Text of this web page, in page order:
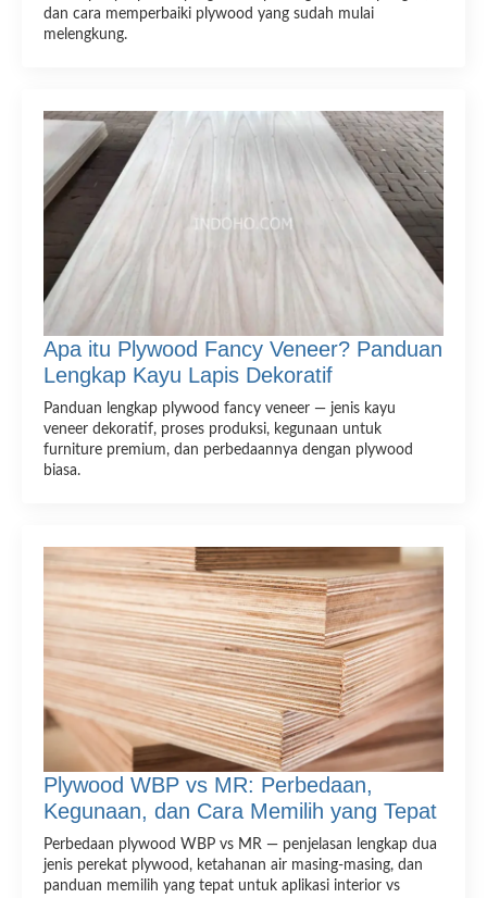
dan cara memperbaiki plywood yang sudah mulai
melengkung.
Apa itu Plywood Fancy Veneer? Panduan
Lengkap Kayu Lapis Dekoratif
Panduan lengkap plywood fancy veneer — jenis kayu
veneer dekoratif, proses produksi, kegunaan untuk
furniture premium, dan perbedaannya dengan plywood
biasa.
Plywood WBP vs MR: Perbedaan,
Kegunaan, dan Cara Memilih yang Tepat
Perbedaan plywood WBP vs MR — penjelasan lengkap dua
jenis perekat plywood, ketahanan air masing-masing, dan
panduan memilih yang tepat untuk aplikasi interior vs